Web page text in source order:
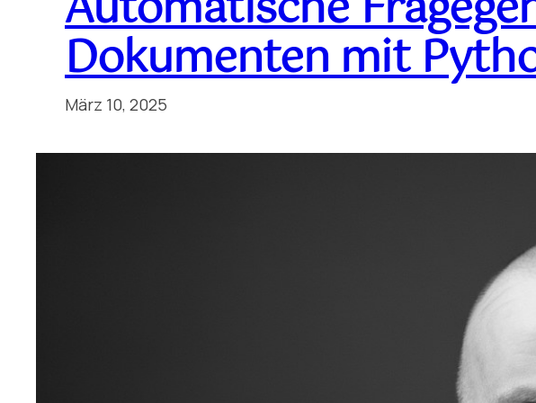
Dokumenten mit
März 10, 2025